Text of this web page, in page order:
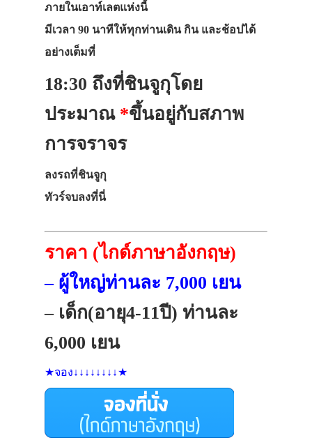
ภายในเอาท์เลตแห่งนี้
มีเวลา 90 นาทีให้ทุกท่านเดิน กิน และช้อปได้
อย่างเต็มที่
18:30 ถึงที่ชินจูกุโดย
ประมาณ *ขึ้นอยู่กับสภาพ
การจราจร
ลงรถที่ชินจูกุ
ทัวร์จบลงที่นี่
ราคา (ไกด์ภาษาอังกฤษ)
– ผู้ใหญ่ท่านละ 7,000 เยน
– เด็ก(อายุ4-11ปี) ท่านละ
6,000 เยน
★จอง↓↓↓↓↓↓↓↓★